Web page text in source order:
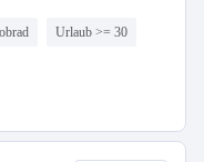
Urlaub >= 30